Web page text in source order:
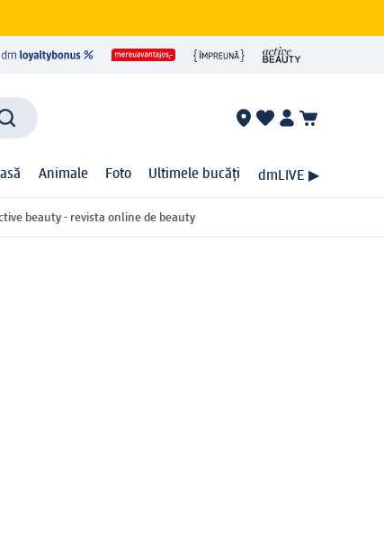
Animale Foto Ultimele bucăți dmLIVE ▶
beauty - revista online de beauty